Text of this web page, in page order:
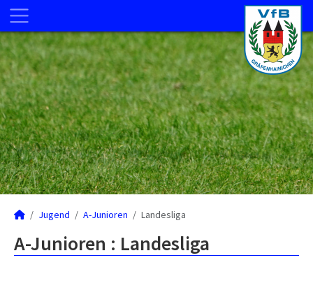
Jugend A-Junioren Landesliga
A-Junioren : Landesliga